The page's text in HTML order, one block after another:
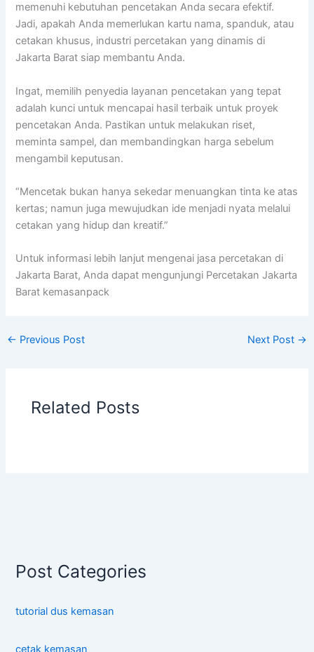
memenuhi kebutuhan pencetakan Anda secara efektif.
Jadi, apakah Anda memerlukan kartu nama, spanduk, atau
cetakan khusus, industri percetakan yang dinamis di
Jakarta Barat siap membantu Anda.
Ingat, memilih penyedia layanan pencetakan yang tepat
adalah kunci untuk mencapai hasil terbaik untuk proyek
pencetakan Anda. Pastikan untuk melakukan riset,
meminta sampel, dan membandingkan harga sebelum
mengambil keputusan.
“Mencetak bukan hanya sekedar menuangkan tinta ke atas
kertas; namun juga mewujudkan ide menjadi nyata melalui
cetakan yang hidup dan kreatif.”
Untuk informasi lebih lanjut mengenai jasa percetakan di
Jakarta Barat, Anda dapat mengunjungi Percetakan Jakarta
Barat kemasanpack
← Previous Post Next Post →
Related Posts
Post Categories
tutorial dus kemasan
cetak kemasan